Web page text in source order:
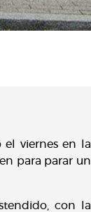
el viernes en la
para parar un
con la